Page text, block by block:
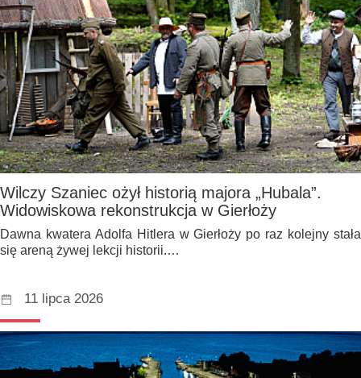
Wilczy Szaniec ożył historią majora „Hubala”.
Widowiskowa rekonstrukcja w Gierłoży
Dawna kwatera Adolfa Hitlera w Gierłoży po raz kolejny stała
się areną żywej lekcji historii.…
11 lipca 2026